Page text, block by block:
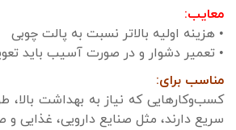
معایب:
• هزینه اولیه بالاتر نسبت به پالت چوبی
• تعمیر دشوار و در صورت آسیب باید
مناسب برای:
کسب‌وکارهایی که نیاز به بهداشت
سریع دارند، مثل صنایع دارویی، غذایی و